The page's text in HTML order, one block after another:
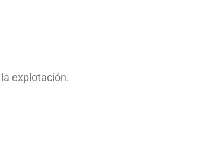
explotación.